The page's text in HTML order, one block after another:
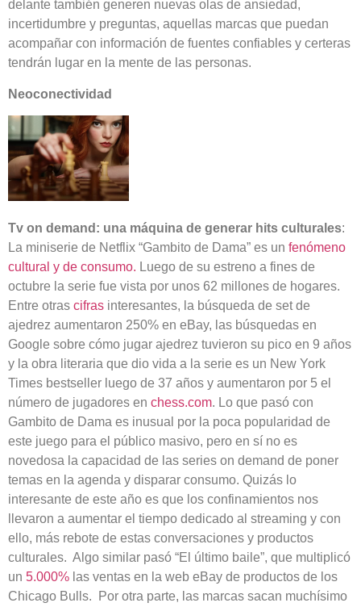
delante también generen nuevas olas de ansiedad,
incertidumbre y preguntas, aquellas marcas que puedan
acompañar con información de fuentes confiables y certeras
tendrán lugar en la mente de las personas.
Neoconectividad
Tv on demand: una máquina de generar hits culturales:
La miniserie de Netflix “Gambito de Dama” es un fenómeno
cultural y de consumo. Luego de su estreno a fines de
octubre la serie fue vista por unos 62 millones de hogares.
Entre otras cifras interesantes, la búsqueda de set de
ajedrez aumentaron 250% en eBay, las búsquedas en
Google sobre cómo jugar ajedrez tuvieron su pico en 9 años
y la obra literaria que dio vida a la serie es un New York
Times bestseller luego de 37 años y aumentaron por 5 el
número de jugadores en chess.com. Lo que pasó con
Gambito de Dama es inusual por la poca popularidad de
este juego para el público masivo, pero en sí no es
novedosa la capacidad de las series on demand de poner
temas en la agenda y disparar consumo. Quizás lo
interesante de este año es que los confinamientos nos
llevaron a aumentar el tiempo dedicado al streaming y con
ello, más rebote de estas conversaciones y productos
culturales. Algo similar pasó “El último baile”, que multiplicó
un 5.000% las ventas en la web eBay de productos de los
Chicago Bulls. Por otra parte, las marcas sacan muchísimo